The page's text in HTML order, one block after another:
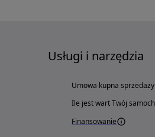
Usługi i narzędzia
Umowa kupna sprzedaży
Ile jest wart Twój
Finansowanie